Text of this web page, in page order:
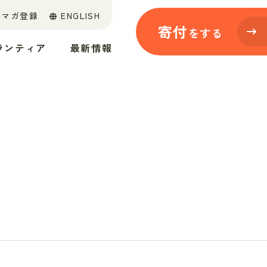
ガ登録 ENGLISH
ンティア 最新情報
寄付をする